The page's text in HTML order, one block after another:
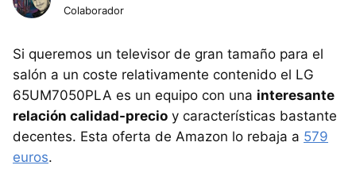
Colaborador
Si queremos un televisor de gran tamaño para el
salón a un coste relativamente contenido el LG
65UM7050PLA es un equipo con una interesante
relación calidad-precio y características bastante
decentes. Esta oferta de Amazon lo rebaja a 579
euros.